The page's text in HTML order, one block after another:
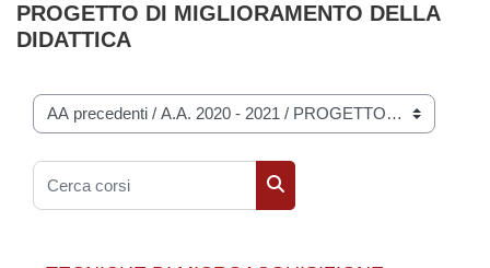
PROGETTO DI MIGLIORAMENTO DELLA
DIDATTICA
Categorie di corso
Cerca corsi
Cerca corsi